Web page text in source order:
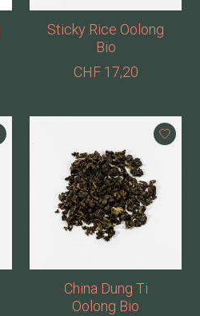
Sticky Rice Oolong
Bio
CHF 17,20
China Dung Ti
Oolong Bio